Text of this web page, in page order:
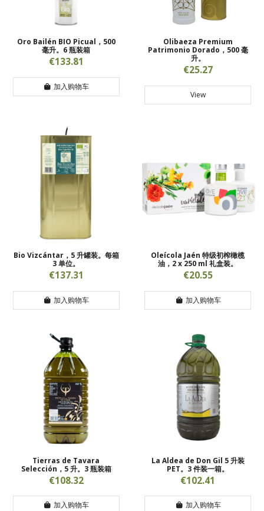
Oro Bailén BIO Picual，500
毫升。6 瓶装箱
€133.81
加入购物车
Olibaeza Premium
Patrimonio Dorado，500 毫
升。
€25.27
View
Bio Vizcántar，5 升罐装。每箱
3 单位。
€137.31
加入购物车
Oleícola Jaén 特级初榨橄榄
油，2 x 250 ml 礼盒装。
€20.55
加入购物车
Tierras de Tavara
Selección，5 升。3 瓶装箱
€108.32
加入购物车
La Aldea de Don Gil 5 升装
PET。3 件装一箱。
€102.41
加入购物车